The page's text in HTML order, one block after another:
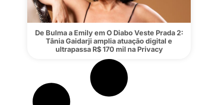
De Bulma a Emily em O Diabo Veste
Tânia Gaidarji amplia atuação digital e
ultrapassa R$ 170 mil na Privacy